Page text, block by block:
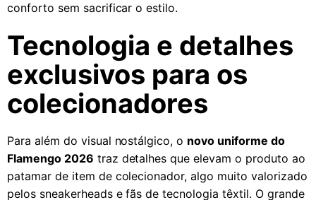
conforto sem sacrificar o estilo.
Tecnologia e detalhes
exclusivos para os
colecionadores
Para além do visual nostálgico, o novo uniforme do
Flamengo 2026 traz detalhes que elevam o produto ao
patamar de item de colecionador, algo muito valorizado
pelos sneakerheads e fãs de tecnologia têxtil. O grande